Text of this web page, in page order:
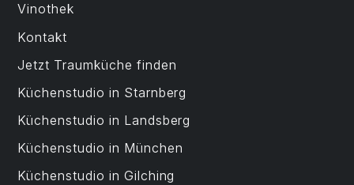
Vinothek
Kontakt
Jetzt Traumküche finden
Küchenstudio in Starnberg
Küchenstudio in Landsberg
Küchenstudio in München
Küchenstudio in Gilching